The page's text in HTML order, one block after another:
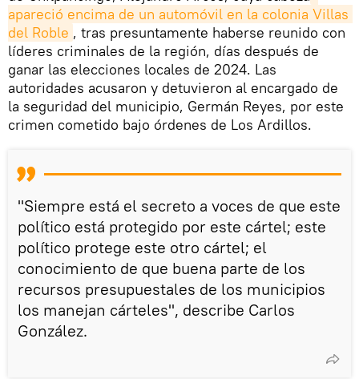
apareció encima de un automóvil en la colonia Villas
del Roble , tras presuntamente haberse reunido con
líderes criminales de la región, días después de
ganar las elecciones locales de 2024. Las
autoridades acusaron y detuvieron al encargado de
la seguridad del municipio, Germán Reyes, por este
crimen cometido bajo órdenes de Los Ardillos.
"Siempre está el secreto a voces de que este
político está protegido por este cártel; este
político protege este otro cártel; el
conocimiento de que buena parte de los
recursos presupuestales de los municipios
los manejan cárteles", describe Carlos
González.